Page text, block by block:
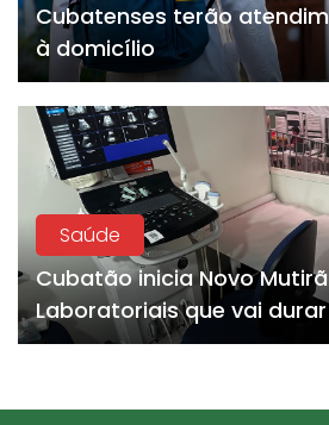
Cubatenses terão
à domicílio
Saúde
Cubatão inicia Novo
Laboratoriais que vai